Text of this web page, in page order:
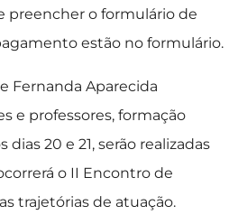
preencher o formulário de
estão no formulário.
Fernanda Aparecida
e professores, formação
20 e 21, serão realizadas
o II Encontro de
trajetórias de atuação.